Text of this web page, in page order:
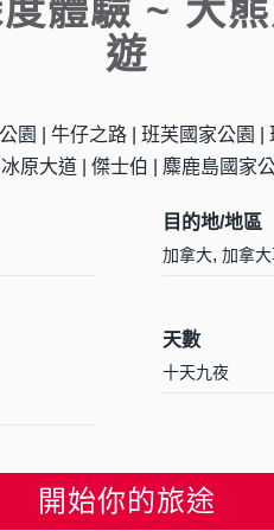
體驗 ~ 大
遊
園 | 牛仔之路 | 班芙國家公園 |
原大道 | 傑士伯 | 麋鹿島國家
目的地/地區
加拿大, 加拿
天數
十天九夜
開始你的旅途